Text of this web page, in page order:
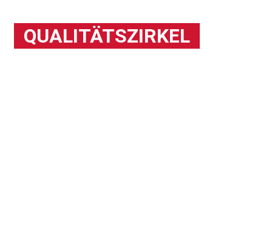
QUALITÄTSZIRKEL